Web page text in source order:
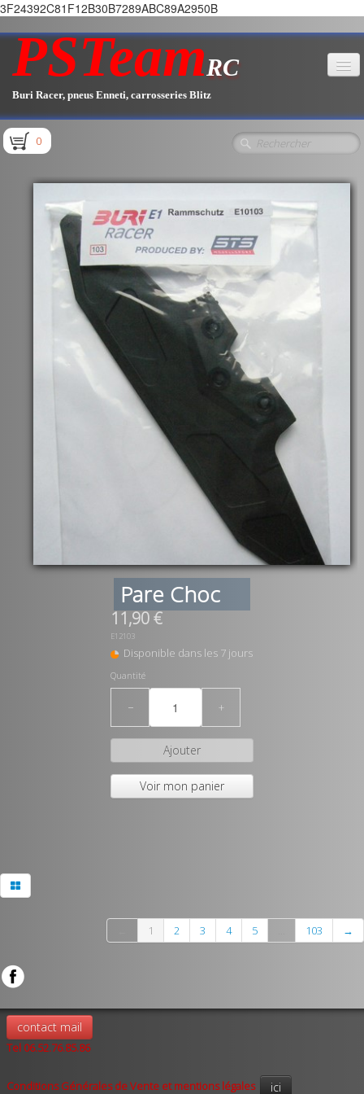
3F24392C81F12B30B7289ABC89A2950B
PSTeamRC
Buri Racer, pneus Enneti, carrosseries Blitz
Accueil
Pièces E1.1 / E1.2
Pièces E1.3
Pièces E2.1
0
Pare Choc
11,90 €
E12103
Disponible dans les 7 jours
Quantité
− +
Ajouter
Voir mon panier
1 2 3 4 5 103 →
contact mail
Tel 06.52.76.85.86
Conditions Générales de Vente et mentions légales ici